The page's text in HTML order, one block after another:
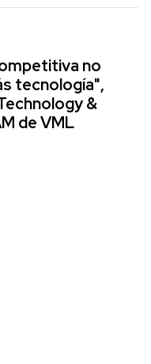
no
tecnología",
&
de VML